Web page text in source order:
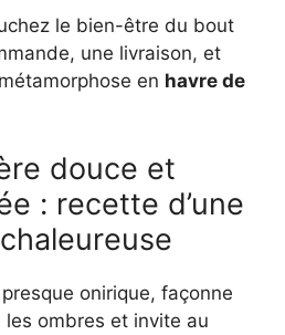
le bien-être du bout
une livraison, et
en havre de
douce et
: recette d’une
onirique, façonne
ombres et invite au